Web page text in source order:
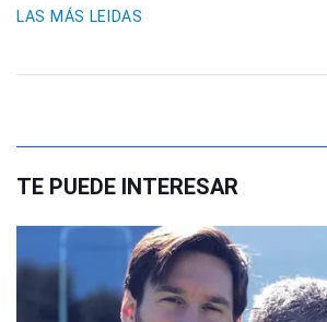
LAS MÁS LEIDAS
TE PUEDE INTERESAR